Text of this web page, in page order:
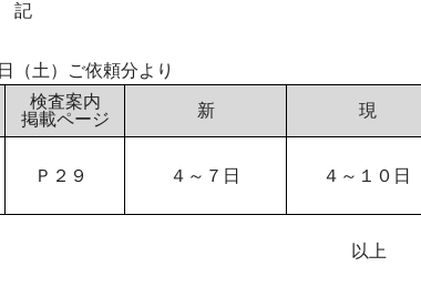
（土）ご依頼分より
検査案内
掲載ページ
新 現
Ｐ２９ ４～７日 ４～１０日
上